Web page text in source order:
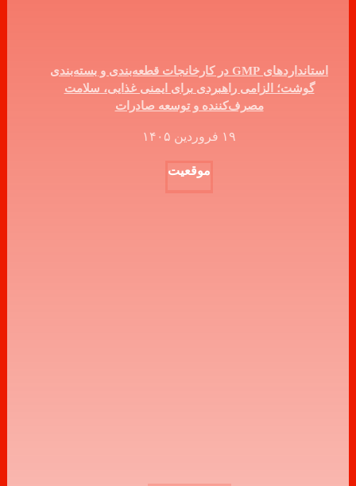
استانداردهای GMP در کارخانجات قطعه‌بندی و بسته‌بندی
گوشت؛ الزامی راهبردی برای ایمنی غذایی، سلامت
مصرف‌کننده و توسعه صادرات
۱۹ فروردین ۱۴۰۵
موقعیت